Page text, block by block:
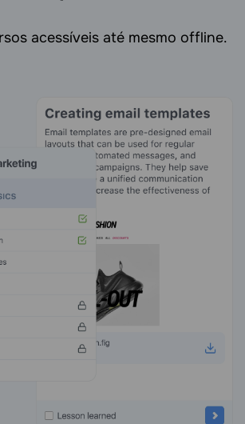
acessíveis até mesmo offline.